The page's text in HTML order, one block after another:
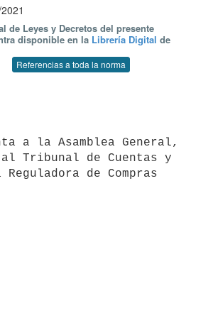
de Leyes y Decretos del presente
disponible en la Librería Digital de
Referencias a toda la norma
Tribunal de Cuentas y
de Compras